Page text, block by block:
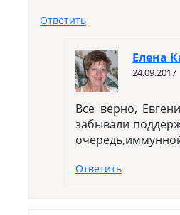
Ответить
Елена
24.09.2017
Все верно,
забывали
Ответить